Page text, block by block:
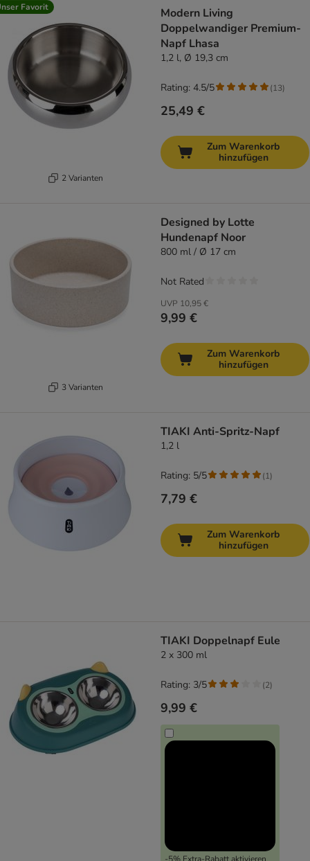
Favorit
2 Varianten
Modern Living
Doppelwandiger Premium-
Napf Lhasa
1,2 l, Ø 19,3 cm
25,49 €
Rating: 4.5/5 (13)
Zum Warenkorb
hinzufügen
3 Varianten
Designed by Lotte
Hundenapf Noor
800 ml / Ø 17 cm
UVP 10,95 €
9,99 €
Not Rated
Zum Warenkorb
hinzufügen
TIAKI Anti-Spritz-Napf
1,2 l
7,79 €
Rating: 5/5 (1)
Zum Warenkorb
hinzufügen
TIAKI Doppelnapf Eule
2 x 300 ml
9,99 €
Rating: 3/5 (2)